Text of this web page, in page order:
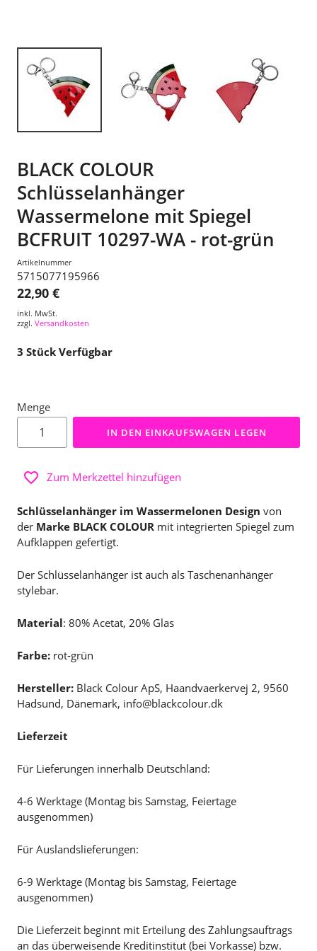
BLACK COLOUR
Schlüsselanhänger
Wassermelone mit Spiegel
BCFRUIT 10297-WA - rot-grün
Artikelnummer
5715077195966
22,90 €
inkl. MwSt.
zzgl. Versandkosten
3 Stück Verfügbar
Menge
IN DEN EINKAUFSWAGEN LEGEN
Zum Merkzettel hinzufügen
Schlüsselanhänger im Wassermelonen Design von
der Marke BLACK COLOUR mit integrierten Spiegel zum
Aufklappen gefertigt.
Der Schlüsselanhänger ist auch als Taschenanhänger
stylebar.
Material: 80% Acetat, 20% Glas
Farbe: rot-grün
Hersteller: Black Colour ApS, Haandvaerkervej 2, 9560
Hadsund, Dänemark, info@blackcolour.dk
Lieferzeit
Für Lieferungen innerhalb Deutschland:
4-6 Werktage (Montag bis Samstag, Feiertage
ausgenommen)
Für Auslandslieferungen:
6-9 Werktage (Montag bis Samstag, Feiertage
ausgenommen)
Die Lieferzeit beginnt mit Erteilung des Zahlungsauftrags
an das überweisende Kreditinstitut (bei Vorkasse) bzw.